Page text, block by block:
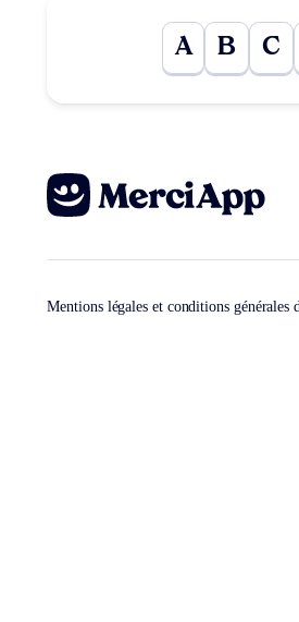
A B C
Mentions légales et conditions générales